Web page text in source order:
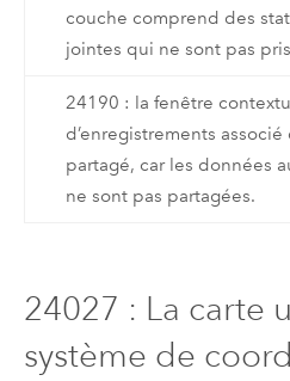
couche comprend des
jointes qui ne sont pas
24190 : la fenêtre
d’enregistrements
partagé, car les données
ne sont pas partagées.
24027 : La carte
système de